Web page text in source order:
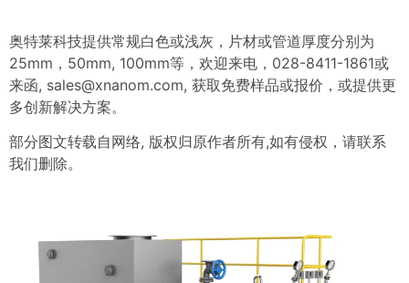
奥特莱科技提供常规白色或浅灰 ，片材或管道厚度分别为
25mm，50mm, 100mm等，欢迎来电，028-8411-1861或
来函, sales@xnanom.com, 获取免费样品或报价，或提供更
多创新解决方案。
部分图文转载自网络, 版权归原作者所有,如有侵权，请联系
我们删除。